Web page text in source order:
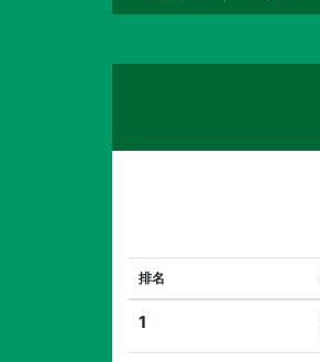
排名
1